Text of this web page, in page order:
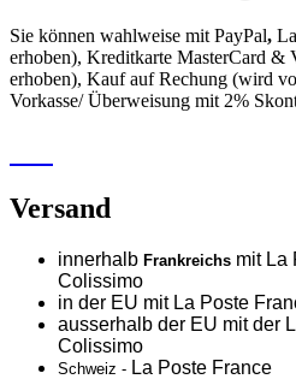
Sie können wahlweise mit PayPal,
erhoben), Kreditkarte MasterCard &
erhoben), Kauf auf Rechung (wird
Vorkasse/ Überweisung mit 2%
Versand
innerhalb Frankreichs mit La
Colissimo
in der EU mit La Poste
ausserhalb der EU mit der
Colissimo
Schweiz - La Poste France